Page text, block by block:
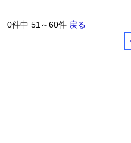
0件中 51～60件 戻る